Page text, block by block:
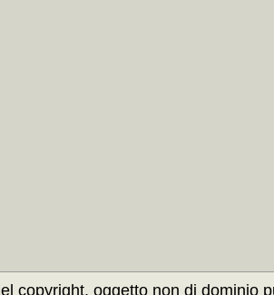
copyright, oggetto non di dominio